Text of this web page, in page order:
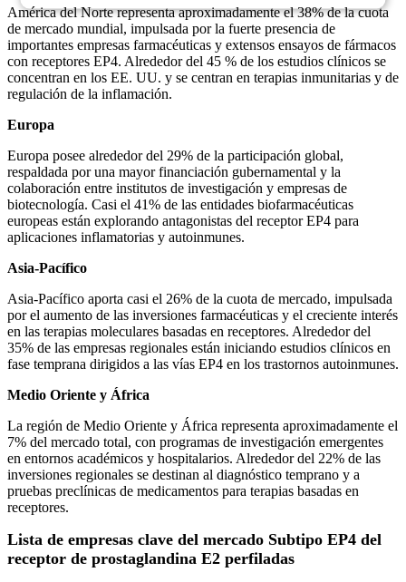
América del Norte representa aproximadamente el 38% de la cuota
de mercado mundial, impulsada por la fuerte presencia de
importantes empresas farmacéuticas y extensos ensayos de fármacos
con receptores EP4. Alrededor del 45 % de los estudios clínicos se
concentran en los EE. UU. y se centran en terapias inmunitarias y de
regulación de la inflamación.
Europa
Europa posee alrededor del 29% de la participación global,
respaldada por una mayor financiación gubernamental y la
colaboración entre institutos de investigación y empresas de
biotecnología. Casi el 41% de las entidades biofarmacéuticas
europeas están explorando antagonistas del receptor EP4 para
aplicaciones inflamatorias y autoinmunes.
Asia-Pacífico
Asia-Pacífico aporta casi el 26% de la cuota de mercado, impulsada
por el aumento de las inversiones farmacéuticas y el creciente interés
en las terapias moleculares basadas en receptores. Alrededor del
35% de las empresas regionales están iniciando estudios clínicos en
fase temprana dirigidos a las vías EP4 en los trastornos autoinmunes.
Medio Oriente y África
La región de Medio Oriente y África representa aproximadamente el
7% del mercado total, con programas de investigación emergentes
en entornos académicos y hospitalarios. Alrededor del 22% de las
inversiones regionales se destinan al diagnóstico temprano y a
pruebas preclínicas de medicamentos para terapias basadas en
receptores.
Lista de empresas clave del mercado Subtipo EP4 del
receptor de prostaglandina E2 perfiladas